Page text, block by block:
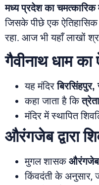
मध्य प्रदेश का चमत्कारिक
जिसके पीछे एक
रहा. आज भी यहाँ लाखों
गैवीनाथ धाम का
यह मंदिरबिरसिंहपुर,
कहा जाता है कि
मंदिर में स्थापित
औरंगजेब द्वारा
मुगल शासकऔरंगजेब
किंवदंती के अनुसार,